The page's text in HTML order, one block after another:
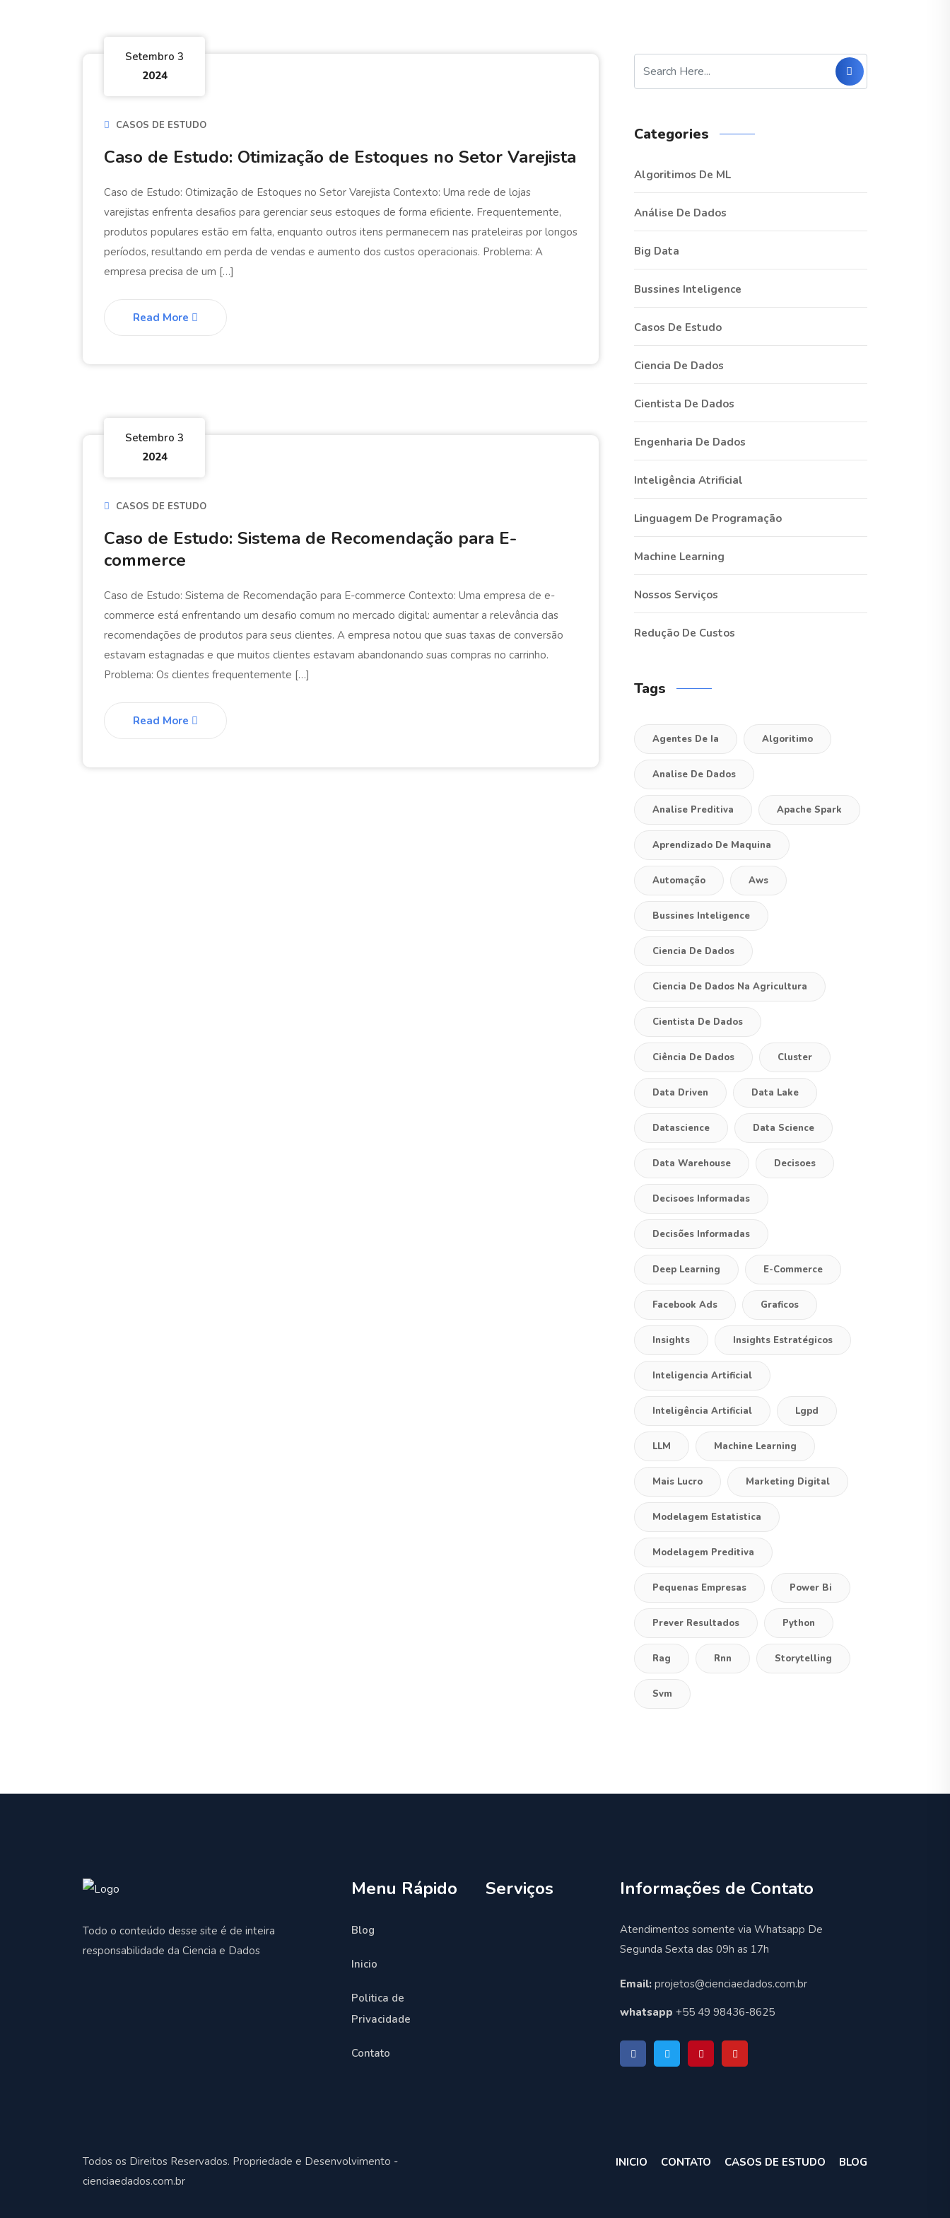
Setembro 3
2024
CASOS DE ESTUDO
Caso de Estudo: Otimização de Estoques no Setor Varejista
Caso de Estudo: Otimização de Estoques no Setor Varejista Contexto: Uma rede de lojas
varejistas enfrenta desafios para gerenciar seus estoques de forma eficiente. Frequentemente,
produtos populares estão em falta, enquanto outros itens permanecem nas prateleiras por longos
períodos, resultando em perda de vendas e aumento dos custos operacionais. Problema: A
empresa precisa de um […]
Read More
Setembro 3
2024
CASOS DE ESTUDO
Caso de Estudo: Sistema de Recomendação para E-
commerce
Caso de Estudo: Sistema de Recomendação para E-commerce Contexto: Uma empresa de e-
commerce está enfrentando um desafio comum no mercado digital: aumentar a relevância das
recomendações de produtos para seus clientes. A empresa notou que suas taxas de conversão
estavam estagnadas e que muitos clientes estavam abandonando suas compras no carrinho.
Problema: Os clientes frequentemente […]
Read More
Categories
Algoritimos De ML
Análise De Dados
Big Data
Bussines Inteligence
Casos De Estudo
Ciencia De Dados
Cientista De Dados
Engenharia De Dados
Inteligência Atrificial
Linguagem De Programação
Machine Learning
Nossos Serviços
Redução De Custos
Tags
Agentes De Ia Algoritimo
Analise De Dados
Analise Preditiva Apache Spark
Aprendizado De Maquina
Automação Aws
Bussines Inteligence
Ciencia De Dados
Ciencia De Dados Na Agricultura
Cientista De Dados
Ciência De Dados Cluster
Data Driven Data Lake
Datascience Data Science
Data Warehouse Decisoes
Decisoes Informadas
Decisões Informadas
Deep Learning E-Commerce
Facebook Ads Graficos
Insights Insights Estratégicos
Inteligencia Artificial
Inteligência Artificial Lgpd
LLM Machine Learning
Mais Lucro Marketing Digital
Modelagem Estatistica
Modelagem Preditiva
Pequenas Empresas Power Bi
Prever Resultados Python
Rag Rnn Storytelling
Svm
Todo o conteúdo desse site é de inteira
responsabilidade da Ciencia e Dados
Menu Rápido
Blog
Inicio
Politica de
Privacidade
Contato
Serviços Informações de Contato
Atendimentos somente via Whatsapp De
Segunda Sexta das 09h as 17h
Email: projetos@cienciaedados.com.br
whatsapp +55 49 98436-8625
Todos os Direitos Reservados. Propriedade e Desenvolvimento -
cienciaedados.com.br
INICIO CONTATO CASOS DE ESTUDO BLOG